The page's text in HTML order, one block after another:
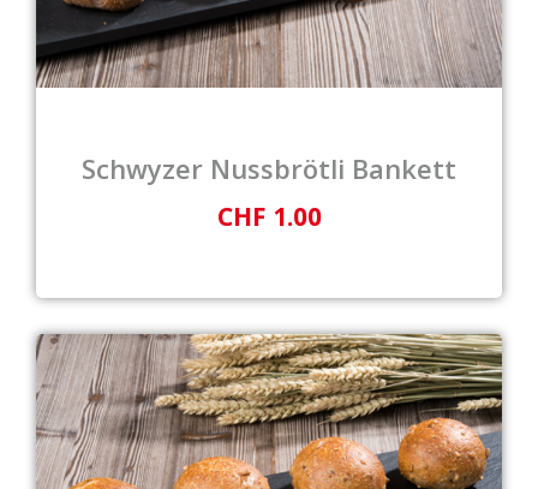
Schwyzer Nussbrötli Bankett
CHF 1.00